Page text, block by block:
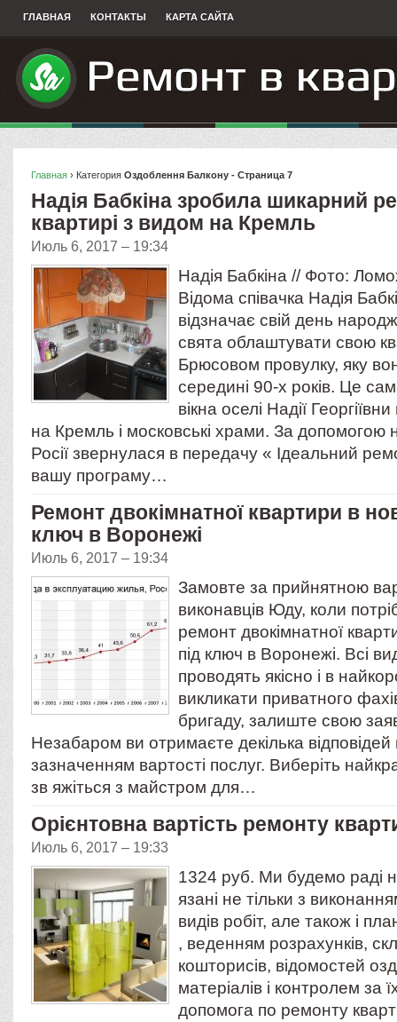
ГЛАВНАЯ КОНТАКТЫ КАРТА САЙТА
Главная › Категория Оздоблення Балкону - Страница 7
Надія Бабкіна зробила шикарний
квартирі з видом на Кремль
Июль 6, 2017 – 19:34
Надія Бабкіна // Фото:
Відома співачка Надія
відзначає свій день
свята облаштувати свою
Брюсовом провулку, яку
середині 90-х років. Це
вікна оселі Надії
на Кремль і московські храми. За допомогою
Росії звернулася в передачу « Ідеальний
вашу програму…
Ремонт двокімнатної квартири в
ключ в Воронежі
Июль 6, 2017 – 19:34
Замовте за прийнятною
виконавців Юду, коли
ремонт двокімнатної
під ключ в Воронежі. Всі
проводять якісно і в
викликати приватного
бригаду, залиште свою
Незабаром ви отримаєте декілька відповідей
зазначенням вартості послуг. Виберіть
зв яжіться з майстром для…
Орієнтовна вартість ремонту
Июль 6, 2017 – 19:33
1324 руб. Ми будемо раді
язані не тільки з
видів робіт, але також і
, веденням розрахунків,
кошторисів, відомостей
матеріалів і контролем
допомога по ремонту